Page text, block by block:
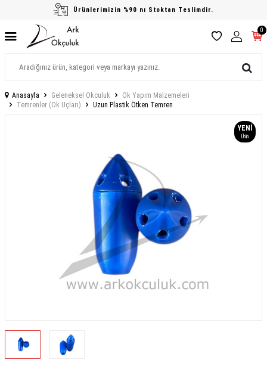
Ürünlerimizin %90 nı Stoktan Teslimdir.
0
Anasayfa Geleneksel Okculuk
Ok Yapım Malzemeleri
Temrenler (Ok Uçları)
Uzun Plastik Ötken Temren
YENI
Ürün